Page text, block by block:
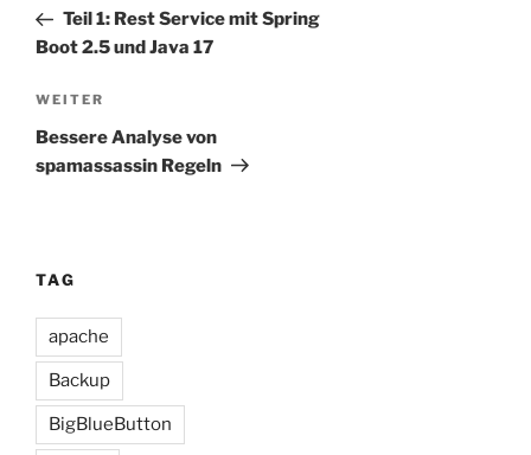
Beitrag
Teil 1: Rest Service mit Spring
Boot 2.5 und Java 17
Nächster
Beitrag
WEITER
Bessere Analyse von
spamassassin Regeln
TAG
apache
Backup
BigBlueButton